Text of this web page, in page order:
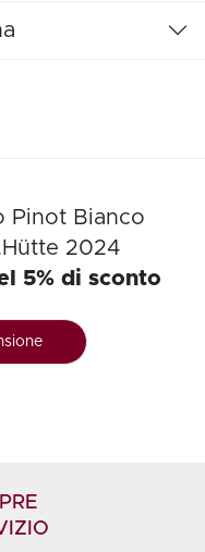
Pinot Bianco
2024
5% di sconto